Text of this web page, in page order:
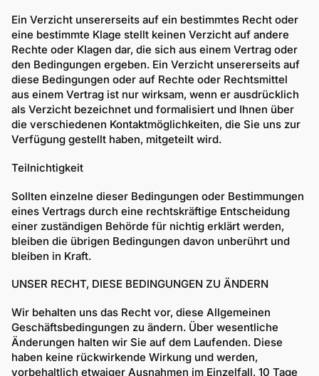
Ein Verzicht unsererseits auf ein bestimmtes Recht oder
eine bestimmte Klage stellt keinen Verzicht auf andere
Rechte oder Klagen dar, die sich aus einem Vertrag oder
den Bedingungen ergeben. Ein Verzicht unsererseits auf
diese Bedingungen oder auf Rechte oder Rechtsmittel
aus einem Vertrag ist nur wirksam, wenn er ausdrücklich
als Verzicht bezeichnet und formalisiert und Ihnen über
die verschiedenen Kontaktmöglichkeiten, die Sie uns zur
Verfügung gestellt haben, mitgeteilt wird.
Teilnichtigkeit
Sollten einzelne dieser Bedingungen oder Bestimmungen
eines Vertrags durch eine rechtskräftige Entscheidung
einer zuständigen Behörde für nichtig erklärt werden,
bleiben die übrigen Bedingungen davon unberührt und
bleiben in Kraft.
UNSER RECHT, DIESE BEDINGUNGEN ZU ÄNDERN
Wir behalten uns das Recht vor, diese Allgemeinen
Geschäftsbedingungen zu ändern. Über wesentliche
Änderungen halten wir Sie auf dem Laufenden. Diese
haben keine rückwirkende Wirkung und werden,
vorbehaltlich etwaiger Ausnahmen im Einzelfall, 10 Tage